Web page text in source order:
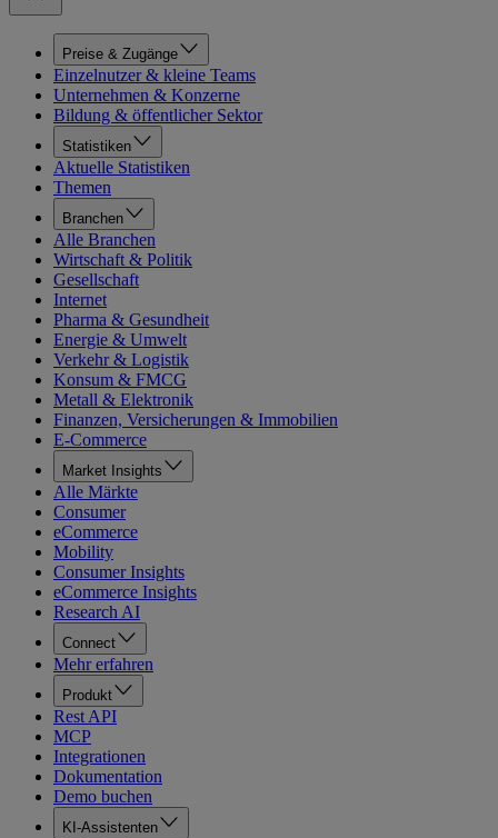
Preise & Zugänge
Einzelnutzer & kleine Teams
Unternehmen & Konzerne
Bildung & öffentlicher Sektor
Statistiken
Aktuelle Statistiken
Themen
Branchen
Alle Branchen
Wirtschaft & Politik
Gesellschaft
Internet
Pharma & Gesundheit
Energie & Umwelt
Verkehr & Logistik
Konsum & FMCG
Metall & Elektronik
Finanzen, Versicherungen & Immobilien
E-Commerce
Market Insights
Alle Märkte
Consumer
eCommerce
Mobility
Consumer Insights
eCommerce Insights
Research AI
Connect
Mehr erfahren
Produkt
Rest API
MCP
Integrationen
Dokumentation
Demo buchen
KI-Assistenten